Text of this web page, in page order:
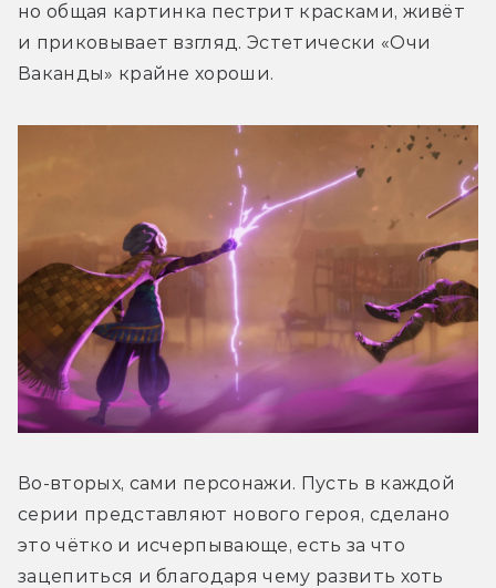
но общая картинка пестрит красками, живёт
и приковывает взгляд. Эстетически «Очи
Ваканды» крайне хороши.
Во-вторых, сами персонажи. Пусть в каждой
серии представляют нового героя, сделано
это чётко и исчерпывающе, есть за что
зацепиться и благодаря чему развить хоть